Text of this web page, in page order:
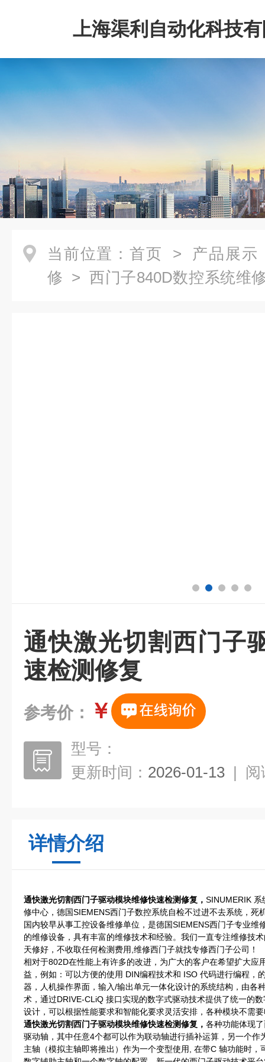
上海渠利自动化科技
当前位置： 首页 > 产品展示
修 > 西门子840D数控系统维
通快激光切割西门子
速检测修复
参考价： ￥
型号：
更新时间： 2026-01-13 | 阅
详情介绍
通快激光切割西门子驱动模块维修快速检测修复， SINUMERIK
修中心，德国SIEMENS西门子数控系统自检不过进不去系统，死
国内较早从事工控设备维修单位，是德国SIEMENS西门子专业维
的维修设备，具有丰富的维修技术和经验。我们一直专注维修技
天修好，不收取任何检测费用,维修西门子就找专修西门子公司！
相对于802D在性能上有许多的改进，为广大的客户在希望扩大应
益，例如：可以方便的使用 DIN编程技术和 ISO 代码进行编程，
器，人机操作界面，输入/输出单元一体化设计的系统结构，由各
术，通过DRIVE-CLiQ 接口实现的数字式驱动技术提供了统一的
设计，可以根据性能要求和智能化要求灵活安排，各种模块不需
通快激光切割西门子驱动模块维修快速检测修复， 各种功能体现
驱动轴，其中任意4个都可以作为联动轴进行插补运算，另一个
主轴（模拟主轴即将推出）作为一个变型使用, 在带C 轴功能时